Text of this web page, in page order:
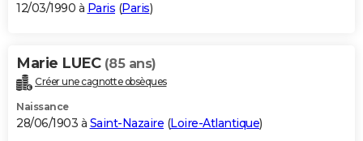
12/03/1990 à Paris (Paris)
Marie LUEC (85 ans)
Créer une cagnotte obsèques
Naissance
28/06/1903 à Saint-Nazaire (Loire-Atlantique)